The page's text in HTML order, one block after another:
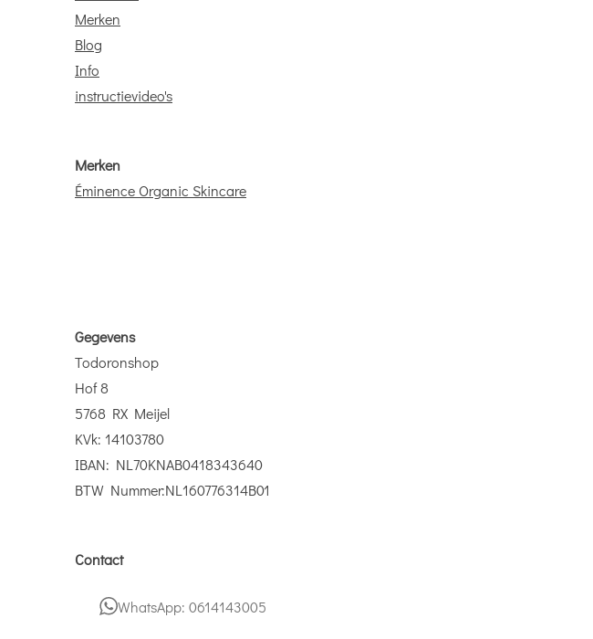
Merken
Blog
Info
instructievideo's
Merken
Éminence Organic Skincare
Gegevens
Todoronshop
Hof 8
5768 RX Meijel
KVk: 14103780
IBAN: NL70KNAB0418343640
BTW Nummer:NL160776314B01
Contact
WhatsApp: 0614143005